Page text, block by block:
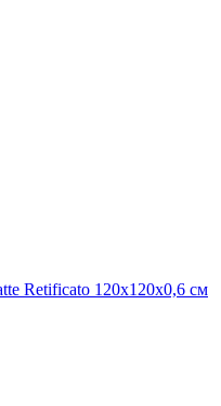
Retificato 120x120x0,6 см